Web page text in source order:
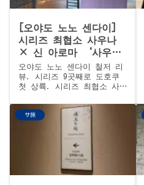
[오야도 노노 센다이]
시리즈 최협소 사우나
× 신 아로마 ‘사우나
쿠아’ × 도미니스타
라운지 첫 체험! 모리토
노유 철저 리뷰
오야도 노노 센다이 철저 리
뷰. 시리즈 9곳째로 도호쿠
첫 상륙. 시리즈 최협소 사
'사우나 쿠아', 도미니스타
라운지 첫 체험(생맥주・하이
볼・와인 무제한, 음식 반입
가능). 냉제 시로이시 우멘,
¥110 생굴, 센다이 인기 이
자카야 조우쓰가히까지.
サ旅